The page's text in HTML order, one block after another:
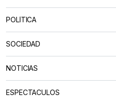
POLÍTICA
SOCIEDAD
NOTICIAS
ESPECTACULOS